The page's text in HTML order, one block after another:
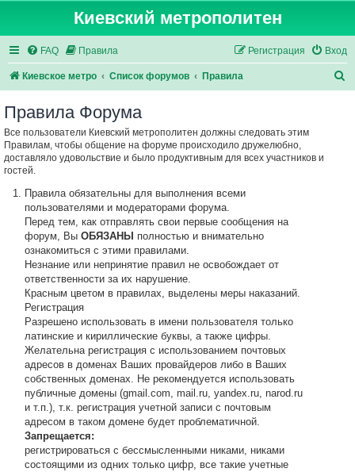
Киевский метрополитен
FAQ Правила Вход
Регистрация
Киевское метро Список форумов Правила
Правила Форума
Все пользователи Киевский метрополитен должны следовать этим
Правилам, чтобы общение на форуме происходило дружелюбно,
доставляло удовольствие и было продуктивным для всех участников и
гостей.
Правила обязательны для выполнения всеми
пользователями и модераторами форума.
Перед тем, как отправлять свои первые сообщения на
форум, ВыОБЯЗАНЫ полностью и внимательно
ознакомиться с этими правилами.
Незнание или непринятие правил не освобождает от
ответственности за их нарушение.
Красным цветом в правилах, выделены меры наказаний.
Регистрация
Разрешено использовать в имени пользователя только
латинские и кириллические буквы, а также цифры.
Желательна регистрация с использованием почтовых
адресов в доменах Ваших провайдеров либо в Ваших
собственных доменах. Не рекомендуется использовать
публичные домены (gmail.com, mail.ru, yandex.ru, narod.ru
и т.п.), т.к. регистрация учетной записи с почтовым
адресом в таком домене будет проблематичной.
Запрещается:
регистрироваться с бессмысленными никами, никами
состоящими из одних только цифр, все такие учетные